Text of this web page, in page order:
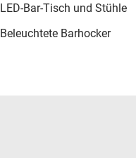
LED-Bar-Tisch und Stühle
Beleuchtete Barhocker